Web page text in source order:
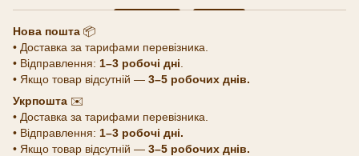
Нова пошта 📦
• Доставка за тарифами перевізника.
• Відправлення: 1–3 робочі дні
• Якщо товар відсутній — 3–5 робочих днів.
Укрпошта ✉️
• Доставка за тарифами перевізника.
• Відправлення: 1–3 робочі дні.
• Якщо товар відсутній — 3–5 робочих днів.